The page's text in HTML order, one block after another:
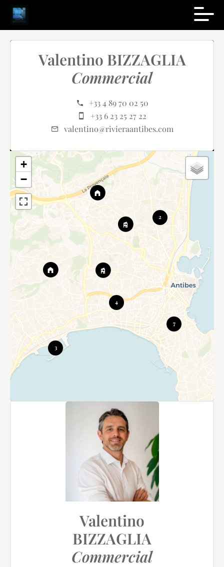
Valentino BIZZAGLIA
Commercial
+33 4 89 70 02 50
+33 6 23 25 27 22
valentino@rivieraantibes.com
3
2
4
7
+
−
Valentino
BIZZAGLIA
Commercial